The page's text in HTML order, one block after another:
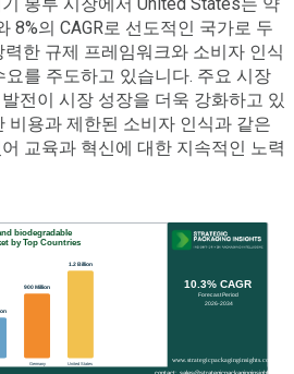
봉투 시장에서 United States는 약
8%의 CAGR로 선도적인 국가로 두
한 규제 프레임워크와 소비자 인식
를 주도하고 있습니다. 주요 시장
전이 시장 성장을 더욱 강화하고 있
비용과 제한된 소비자 인식과 같은
교육과 혁신에 대한 지속적인 노력